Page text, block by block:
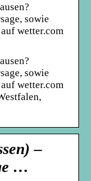
sowie
wetter.com
sowie
wetter.com
–
…